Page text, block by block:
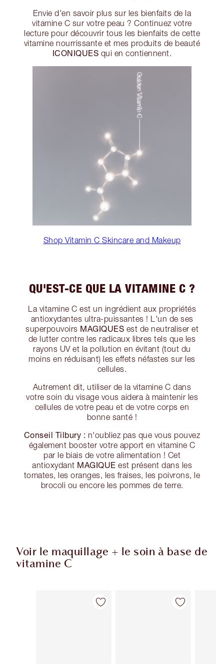
Envie d'en savoir plus sur les bienfaits de la
vitamine C sur votre peau ? Continuez votre
lecture pour découvrir tous les bienfaits de cette
vitamine nourrissante et mes produits de beauté
ICONIQUES qui en contiennent.
Shop Vitamin C Skincare and Makeup
QU'EST-CE QUE LA VITAMINE C ?
La vitamine C est un ingrédient aux propriétés
antioxydantes ultra-puissantes ! L'un de ses
superpouvoirs MAGIQUES est de neutraliser et
de lutter contre les radicaux libres tels que les
rayons UV et la pollution en évitant (tout du
moins en réduisant) les effets néfastes sur les
cellules.
Autrement dit, utiliser de la vitamine C dans
votre soin du visage vous aidera à maintenir les
cellules de votre peau et de votre corps en
bonne santé !
Conseil Tilbury : n'oubliez pas que vous pouvez
également booster votre apport en vitamine C
par le biais de votre alimentation ! Cet
antioxydant MAGIQUE est présent dans les
tomates, les oranges, les fraises, les poivrons, le
brocoli ou encore les pommes de terre.
Voir le maquillage + le soin à base de
vitamine C
Article 1 sur 31 Article 2 sur 31